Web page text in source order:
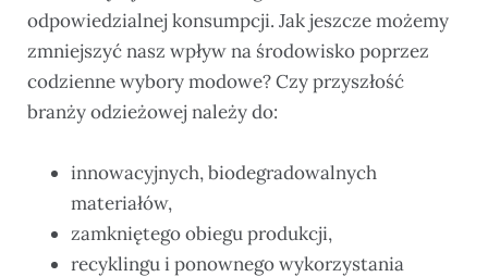
odpowiedzialnej konsumpcji. Jak jeszcze możemy
zmniejszyć nasz wpływ na środowisko poprzez
codzienne wybory modowe? Czy przyszłość
branży odzieżowej należy do:
innowacyjnych, biodegradowalnych
materiałów,
zamkniętego obiegu produkcji,
recyklingu i ponownego wykorzystania